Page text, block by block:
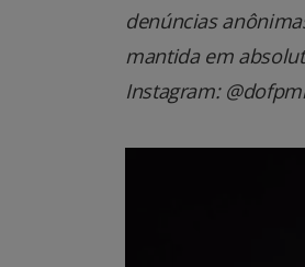
denúncias
mantida em
Instagram: